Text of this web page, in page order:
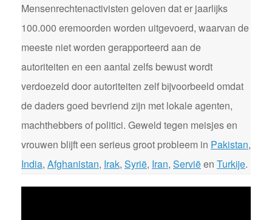
Mensenrechtenactivisten geloven dat er jaarlijks
100.000 eremoorden worden uitgevoerd, waarvan de
meeste niet worden gerapporteerd aan de
autoriteiten en een aantal zelfs bewust wordt
verdoezeld door autoriteiten zelf bijvoorbeeld omdat
de daders goed bevriend zijn met lokale agenten,
machthebbers of politici. Geweld tegen meisjes en
vrouwen blijft een serieus groot probleem in Pakistan,
India, Afghanistan, Irak, Syrië, Iran, Serviëen Turkije.